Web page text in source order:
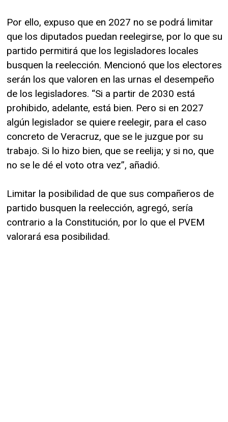
Por ello, expuso que en 2027 no se podrá limitar
que los diputados puedan reelegirse, por lo que su
partido permitirá que los legisladores locales
busquen la reelección. Mencionó que los electores
serán los que valoren en las urnas el desempeño
de los legisladores. “Si a partir de 2030 está
prohibido, adelante, está bien. Pero si en 2027
algún legislador se quiere reelegir, para el caso
concreto de Veracruz, que se le juzgue por su
trabajo. Si lo hizo bien, que se reelija; y si no, que
no se le dé el voto otra vez”, añadió.
Limitar la posibilidad de que sus compañeros de
partido busquen la reelección, agregó, sería
contrario a la Constitución, por lo que el PVEM
valorará esa posibilidad.